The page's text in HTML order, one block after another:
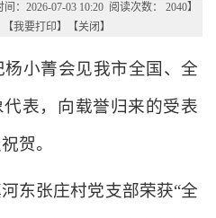
间：2026-07-03 10:20 阅读次数： 2040】
【我要打印】【关闭 】
小菁会见我市全国、全
表，向载誉归来的受表
贺。
东张庄村党支部荣获“全